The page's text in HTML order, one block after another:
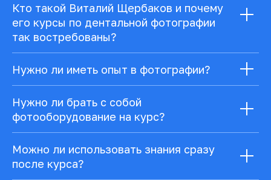
Кто такой Виталий Щербаков и почему
его курсы по дентальной фотографии
так востребованы?
Нужно ли иметь опыт в фотографии?
Нужно ли брать с собой
фотооборудование на курс?
Можно ли использовать знания сразу
после курса?